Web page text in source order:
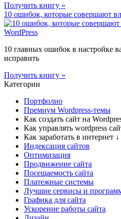
Получить книгу »
10 ошибок, которые совершают
10 главных ошибок в настройке
исправить
Получить книгу »
Категории
Портфолио
Премиум Wordpress-темы
Как создать сайт на
Как управлять wordpress
Как заработать в интернет ↓
Индексация сайтов
Оптимизация
Продвижение сайта
Посещаемость сайта
Платежные системы
Лучшие сервисы и
Графика для сайта
Ускорение работы сайта